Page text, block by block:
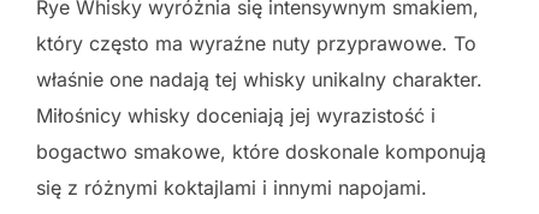
Rye Whisky wyróżnia się intensywnym smakiem,
który często ma wyraźne nuty przyprawowe. To
właśnie one nadają tej whisky unikalny charakter.
Miłośnicy whisky doceniają jej wyrazistość i
bogactwo smakowe, które doskonale komponują
się z różnymi koktajlami i innymi napojami.